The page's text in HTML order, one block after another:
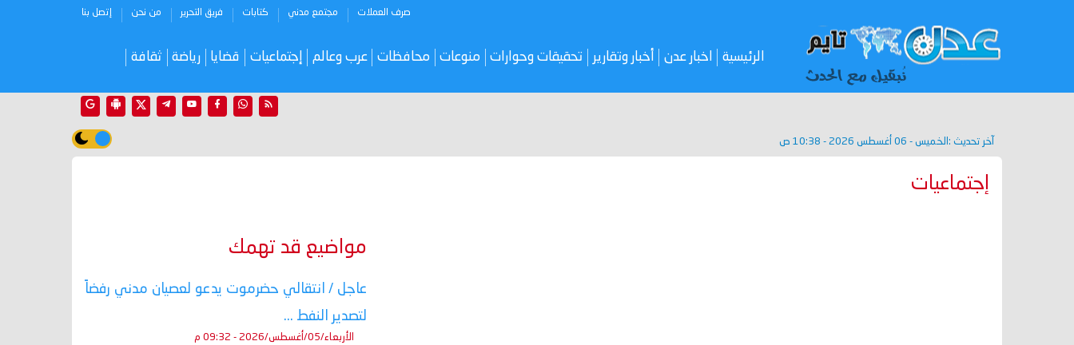
صرف العملات مجتمع مدني كتابات فريق التحرير من نحن إتصل بنا
الرئيسية اخبار عدن أخبار وتقارير تحقيقات وحوارات منوعات محافظات عرب وعالم إجتماعيات قضايا رياضة ثقافة
آخر تحديث : الخميس - 06 أغسطس 2026 - 10:38 ص
إجتماعيات
مواضيع قد تهمك
عاجل / انتقالي حضرموت يدعو لعصيان مدني رفضاً
لتصدير النفط ...
الأربعاء/05/أغسطس/2026 - 09:32 م